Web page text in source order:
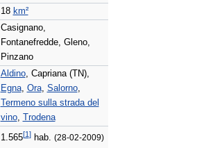
18 km²
Casignano,
Fontanefredde, Gleno,
Pinzano
Aldino, Capriana (TN),
Egna, Ora, Salorno,
Termeno sulla strada del
vino,
Trodena
1.565[1]hab. (28-02-2009)